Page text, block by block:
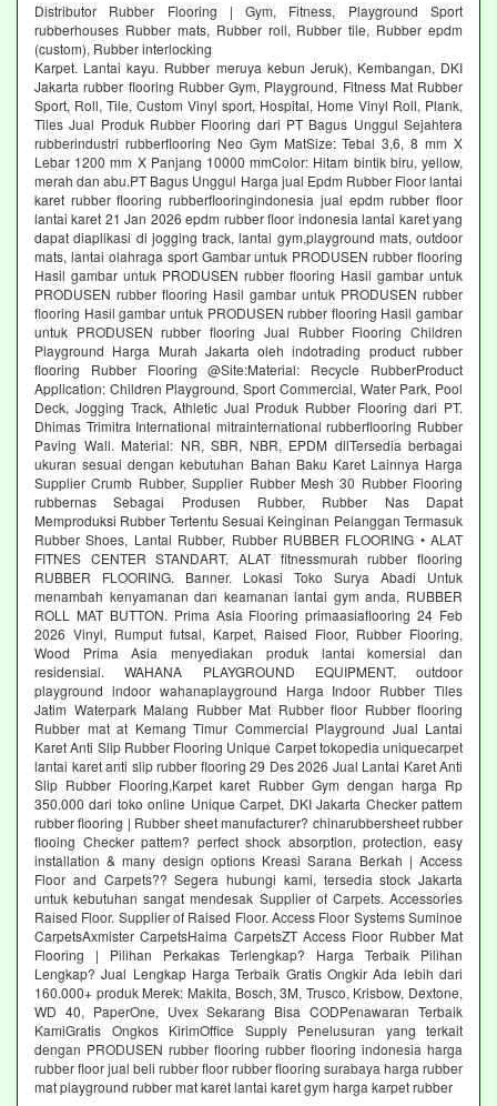
Distributor Rubber Flooring | Gym, Fitness, Playground Sport
rubberhouses Rubber mats, Rubber roll, Rubber tile, Rubber epdm
(custom), Rubber interlocking
Karpet. Lantai kayu. Rubber meruya kebun Jeruk), Kembangan, DKI
Jakarta rubber flooring Rubber Gym, Playground, Fitness Mat Rubber
Sport, Roll, Tile, Custom Vinyl sport, Hospital, Home Vinyl Roll, Plank,
Tiles Jual Produk Rubber Flooring dari PT Bagus Unggul Sejahtera
rubberindustri rubberflooring Neo Gym MatSize: Tebal 3,6, 8 mm X
Lebar 1200 mm X Panjang 10000 mmColor: Hitam bintik biru, yellow,
merah dan abu.PT Bagus Unggul Harga jual Epdm Rubber Floor lantai
karet rubber flooring rubberflooringindonesia jual epdm rubber floor
lantai karet 21 Jan 2026 epdm rubber floor indonesia lantai karet yang
dapat diaplikasi di jogging track, lantai gym,playground mats, outdoor
mats, lantai olahraga sport Gambar untuk PRODUSEN rubber flooring
Hasil gambar untuk PRODUSEN rubber flooring Hasil gambar untuk
PRODUSEN rubber flooring Hasil gambar untuk PRODUSEN rubber
flooring Hasil gambar untuk PRODUSEN rubber flooring Hasil gambar
untuk PRODUSEN rubber flooring Jual Rubber Flooring Children
Playground Harga Murah Jakarta oleh indotrading product rubber
flooring Rubber Flooring @Site:Material: Recycle RubberProduct
Application: Children Playground, Sport Commercial, Water Park, Pool
Deck, Jogging Track, Athletic Jual Produk Rubber Flooring dari PT.
Dhimas Trimitra International mitrainternational rubberflooring Rubber
Paving Wall. Material: NR, SBR, NBR, EPDM dllTersedia berbagai
ukuran sesuai dengan kebutuhan Bahan Baku Karet Lainnya Harga
Supplier Crumb Rubber, Supplier Rubber Mesh 30 Rubber Flooring
rubbernas Sebagai Produsen Rubber, Rubber Nas Dapat
Memproduksi Rubber Tertentu Sesuai Keinginan Pelanggan Termasuk
Rubber Shoes, Lantai Rubber, Rubber RUBBER FLOORING • ALAT
FITNES CENTER STANDART, ALAT fitnessmurah rubber flooring
RUBBER FLOORING. Banner. Lokasi Toko Surya Abadi Untuk
menambah kenyamanan dan keamanan lantai gym anda, RUBBER
ROLL MAT BUTTON. Prima Asia Flooring primaasiaflooring 24 Feb
2026 Vinyl, Rumput futsal, Karpet, Raised Floor, Rubber Flooring,
Wood Prima Asia menyediakan produk lantai komersial dan
residensial. WAHANA PLAYGROUND EQUIPMENT, outdoor
playground indoor wahanaplayground Harga Indoor Rubber Tiles
Jatim Waterpark Malang Rubber Mat Rubber floor Rubber flooring
Rubber mat at Kemang Timur Commercial Playground Jual Lantai
Karet Anti Slip Rubber Flooring Unique Carpet tokopedia uniquecarpet
lantai karet anti slip rubber flooring 29 Des 2026 Jual Lantai Karet Anti
Slip Rubber Flooring,Karpet karet Rubber Gym dengan harga Rp
350.000 dari toko online Unique Carpet, DKI Jakarta Checker pattem
rubber flooring | Rubber sheet manufacturer? chinarubbersheet rubber
flooing Checker pattem? perfect shock absorption, protection, easy
installation & many design options Kreasi Sarana Berkah | Access
Floor and Carpets?? Segera hubungi kami, tersedia stock Jakarta
untuk kebutuhan sangat mendesak Supplier of Carpets. Accessories
Raised Floor. Supplier of Raised Floor. Access Floor Systems Suminoe
CarpetsAxmister CarpetsHaima CarpetsZT Access Floor Rubber Mat
Flooring | Pilihan Perkakas Terlengkap? Harga Terbaik Pilihan
Lengkap? Jual Lengkap Harga Terbaik Gratis Ongkir Ada lebih dari
160.000+ produk Merek: Makita, Bosch, 3M, Trusco, Krisbow, Dextone,
WD 40, PaperOne, Uvex Sekarang Bisa CODPenawaran Terbaik
KamiGratis Ongkos KirimOffice Supply Penelusuran yang terkait
dengan PRODUSEN rubber flooring rubber flooring indonesia harga
rubber floor jual beli rubber floor rubber flooring surabaya harga rubber
mat playground rubber mat karet lantai karet gym harga karpet rubber